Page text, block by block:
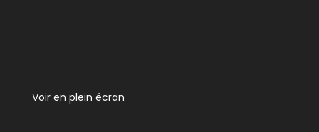
Voir en plein écran